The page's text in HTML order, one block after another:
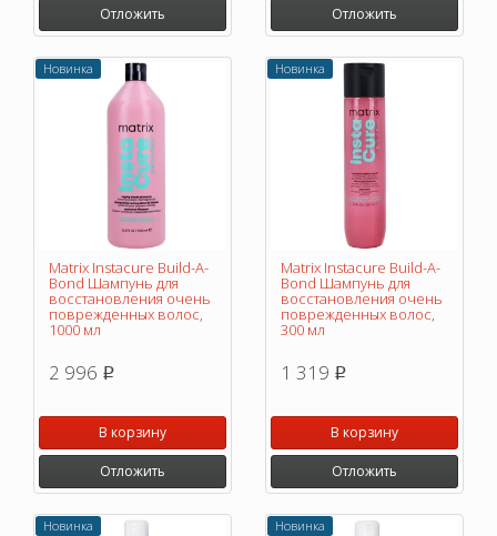
Отложить Отложить
Новинка
Matrix Instacure Build-A-
Bond Шампунь для
восстановления очень
поврежденных волос,
1000 мл
2 996 p
В корзину
Отложить
Новинка
Matrix Instacure Build-A-
Bond Шампунь для
восстановления очень
поврежденных волос,
300 мл
1 319 p
В корзину
Отложить
Новинка Новинка